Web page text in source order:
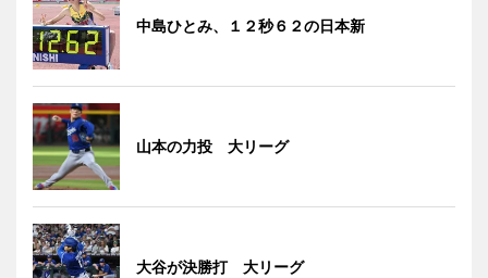
中島ひとみ、１２秒６２の日本新
山本の力投 大リーグ
大谷が決勝打 大リーグ